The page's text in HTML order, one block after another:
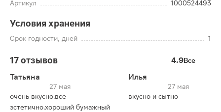
Артикул
1000524493
Условия хранения
Срок годности, дней 1
17 отзывов 4.9Все
Татьяна
27 мая
очень вкусно.все
эстетично.хороший бумажный
Илья
27 мая
вкусно и сытно